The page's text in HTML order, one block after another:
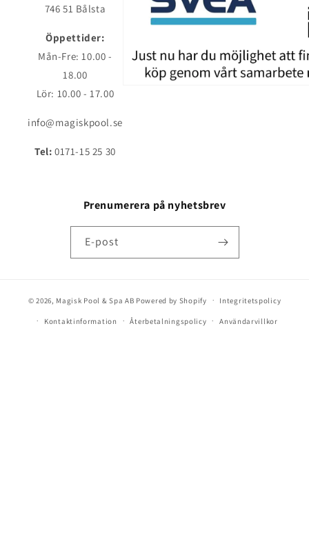
746 51 Bålsta
Öppettider:
Mån-Fre: 10.00 -
18.00
Lör: 10.00 - 17.00
info@magiskpool.se
Tel: 0171-15 25 30
Prenumerera på nyhetsbrev
E-post
© 2026, Magisk Pool & Spa AB Powered by Shopify Integritetspolicy
Kontaktinformation Återbetalningspolicy Användarvillkor